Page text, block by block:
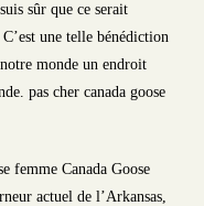
sûr que ce serait
une telle bénédiction
monde un endroit
pas cher canada goose
femme Canada Goose
actuel de l’Arkansas,